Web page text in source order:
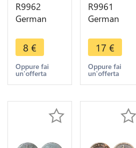
R9962
German
Westphalia
2 Centimes
Jérôme
Bonaparte
Cassel
8 €
Oppure fai
un'offerta
R9961
German
Westphalia
3 Centimes
Jérôme
Bonaparte
Cassel
17 €
Oppure fai
un'offerta